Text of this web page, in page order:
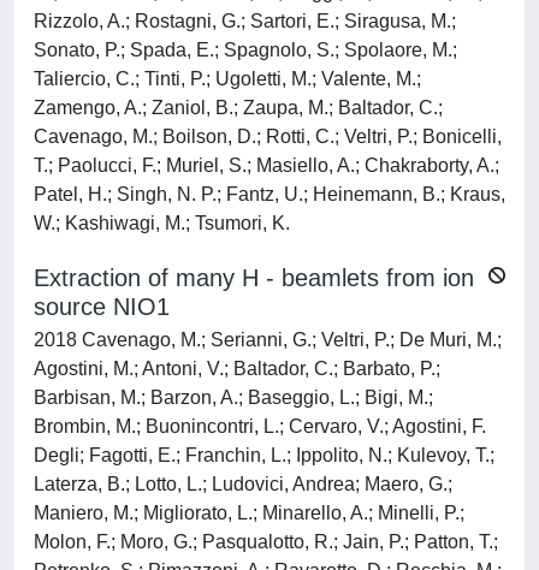
Rizzolo, A.; Rostagni, G.; Sartori, E.; Siragusa, M.;
Sonato, P.; Spada, E.; Spagnolo, S.; Spolaore, M.;
Taliercio, C.; Tinti, P.; Ugoletti, M.; Valente, M.;
Zamengo, A.; Zaniol, B.; Zaupa, M.; Baltador, C.;
Cavenago, M.; Boilson, D.; Rotti, C.; Veltri, P.; Bonicelli,
T.; Paolucci, F.; Muriel, S.; Masiello, A.; Chakraborty, A.;
Patel, H.; Singh, N. P.; Fantz, U.; Heinemann, B.; Kraus,
W.; Kashiwagi, M.; Tsumori, K.
Extraction of many H - beamlets from ion
source NIO1
2018 Cavenago, M.; Serianni, G.; Veltri, P.; De Muri, M.;
Agostini, M.; Antoni, V.; Baltador, C.; Barbato, P.;
Barbisan, M.; Barzon, A.; Baseggio, L.; Bigi, M.;
Brombin, M.; Buonincontri, L.; Cervaro, V.; Agostini, F.
Degli; Fagotti, E.; Franchin, L.; Ippolito, N.; Kulevoy, T.;
Laterza, B.; Lotto, L.; Ludovici, Andrea; Maero, G.;
Maniero, M.; Migliorato, L.; Minarello, A.; Minelli, P.;
Molon, F.; Moro, G.; Pasqualotto, R.; Jain, P.; Patton, T.;